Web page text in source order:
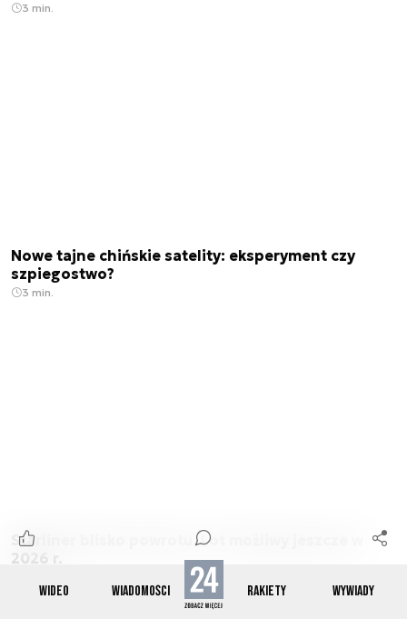
WIDEO WIADOMOŚCI RAKIETY WYWIADY
3 min.
Nowe tajne chińskie satelity: eksperyment czy
szpiegostwo?
3 min.
Starliner blisko powrotu. Lot możliwy jeszcze w
2026 r.